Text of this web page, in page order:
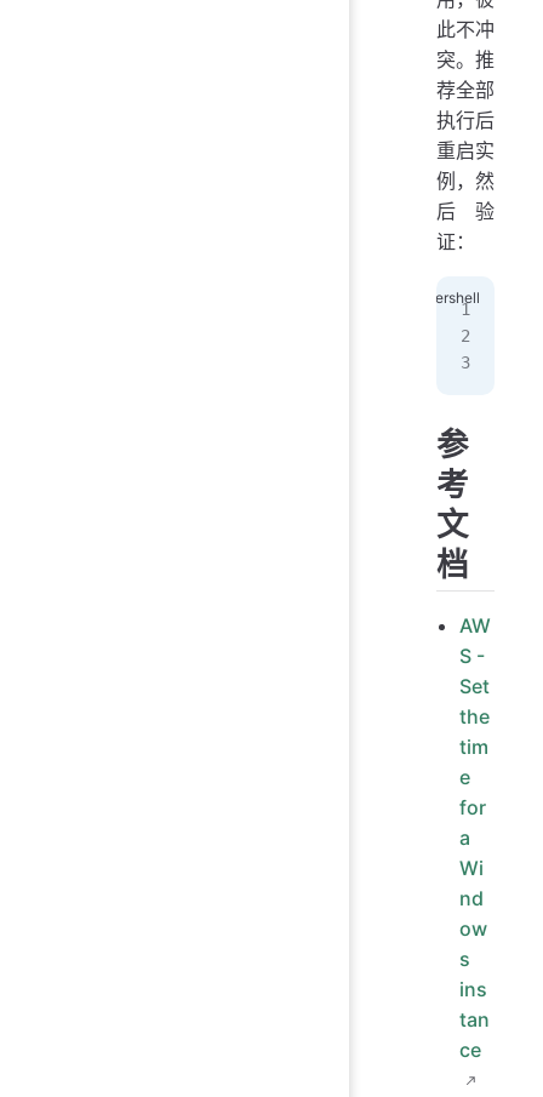
此不冲
突。推
荐全部
执行后
重启实
例，然
后验
证：
参
考
文
档
AW
S -
Set
the
tim
e
for
a
Wi
nd
ow
s
ins
tan
ce